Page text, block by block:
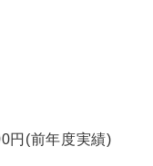
円(前年度実績)